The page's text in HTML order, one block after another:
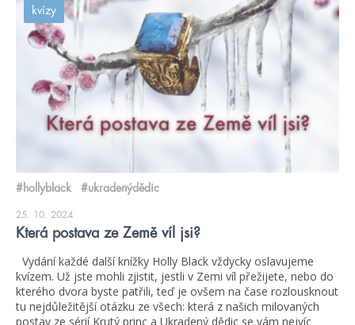
kvízy
#hollyblack #ukradenýdědic
25. 10. 2024
Která postava ze Země víl jsi?
Vydání každé další knížky Holly Black vždycky oslavujeme
kvízem. Už jste mohli zjistit, jestli v Zemi víl přežijete, nebo do
kterého dvora byste patřili, teď je ovšem na čase rozlousknout
tu nejdůležitější otázku ze všech: která z našich milovaných
postav ze sérií Krutý princ a Ukradený dědic se vám nejvíc